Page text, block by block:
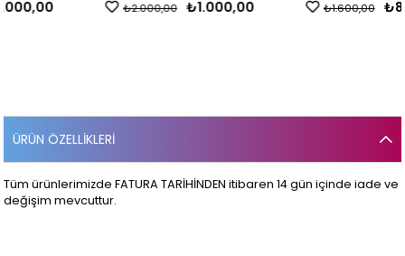
₺1.000,00
₺2.000,00 ₺800,00
₺1.600,00
ÜRÜN ÖZELLIKLERI
Tüm ürünlerimizde FATURA TARİHİNDEN itibaren 14 gün içinde iade ve
değişim mevcuttur.